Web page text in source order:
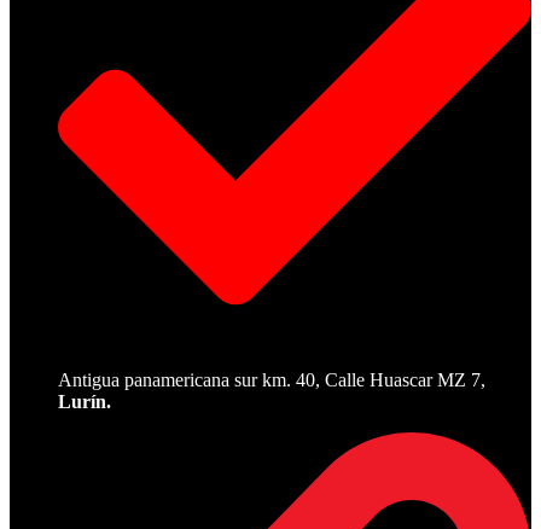
Antigua panamericana sur km. 40, Calle Huascar MZ 7,
Lurín.